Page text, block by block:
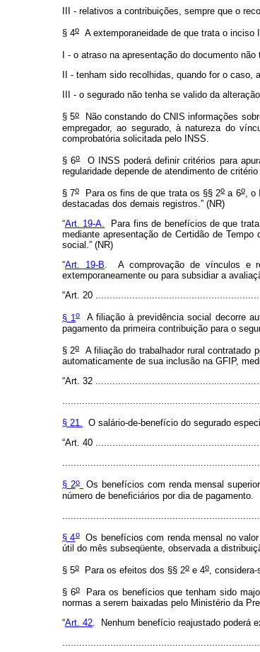
III - relativos a contribuições, sempre que o
§ 4o A extemporaneidade de que trata o inciso
I - o atraso na apresentação do documento
II - tenham sido recolhidas, quando for o
III - o segurado não tenha se valido da
§ 5oNão constando do CNIS informações
empregador, ao segurado, à natureza do
comprobatória solicitada pelo INSS.
§ 6oO INSS poderá definir critérios para
regularidade depende de atendimento de
§ 7oPara os fins de que trata os §§ 2oa 6o, o
destacadas dos demais registros.” (NR)
“Art. 19-A. Para fins de benefícios de que
mediante apresentação de Certidão de
social.” (NR)
“Art. 19-B. A comprovação de vínculos e
extemporaneamente ou para subsidiar a
“Art. 20
§ 1oA filiação à previdência social decorre
pagamento da primeira contribuição para o
§ 2oA filiação do trabalhador rural contratado
automaticamente de sua inclusão na GFIP,
“Art. 32
§ 21. O salário-de-benefício do segurado
“Art. 40
§ 2o
Os benefícios com renda mensal
número de beneficiários por dia de pagamento.
§ 4oOs benefícios com renda mensal no valor
útil do mês subseqüente, observada a
§ 5o Para os efeitos dos §§ 2o e 4o,
§ 6oPara os benefícios que tenham sido
normas a serem baixadas pelo Ministério da
“Art. 42. Nenhum benefício reajustado poderá